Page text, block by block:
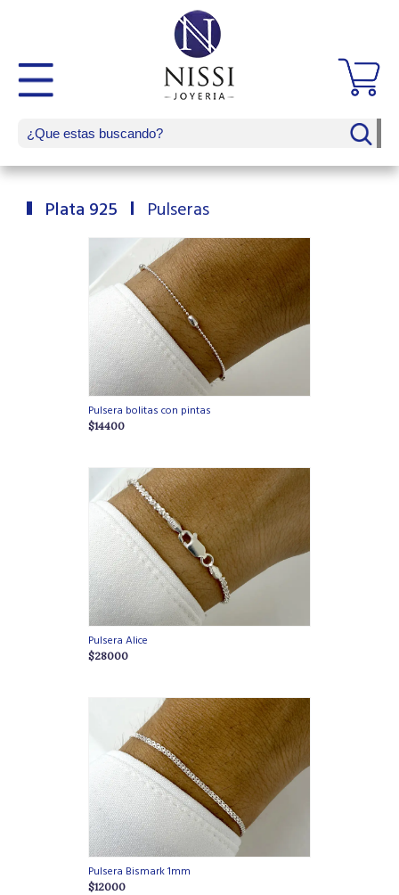
Plata 925 Pulseras
Pulsera bolitas con pintas
$14400
Pulsera Alice
$28000
Pulsera Bismark 1mm
$12000